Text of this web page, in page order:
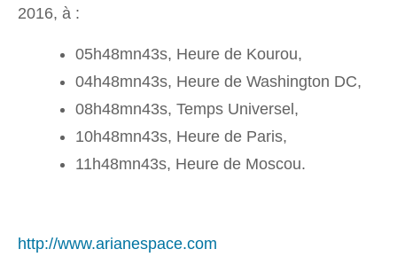
2016, à :
05h48mn43s, Heure de Kourou,
04h48mn43s, Heure de Washington DC,
08h48mn43s, Temps Universel,
10h48mn43s, Heure de Paris,
11h48mn43s, Heure de Moscou.
http://www.arianespace.com